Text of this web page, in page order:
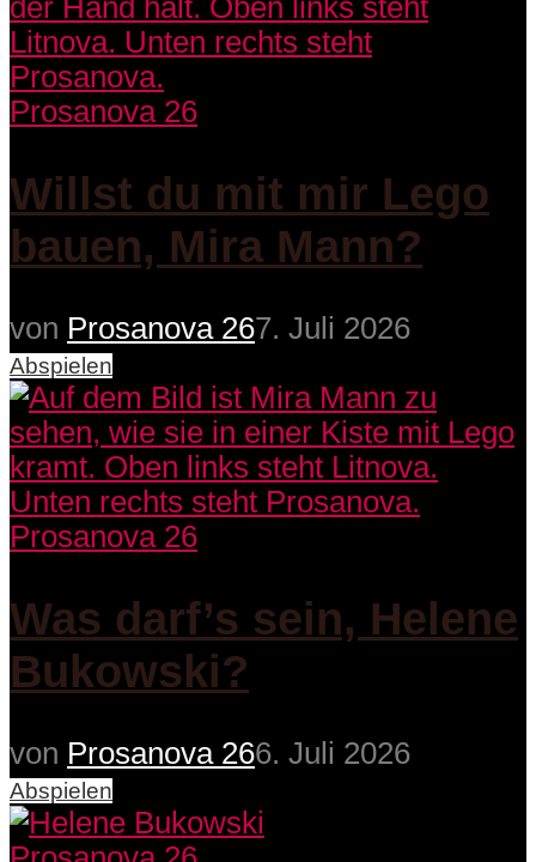
Prosanova 26
Willst du mit mir Lego
bauen, Mira Mann?
von Prosanova 267. Juli 2026
Abspielen
Prosanova 26
Was darf’s sein, Helene
Bukowski?
von Prosanova 266. Juli 2026
Abspielen